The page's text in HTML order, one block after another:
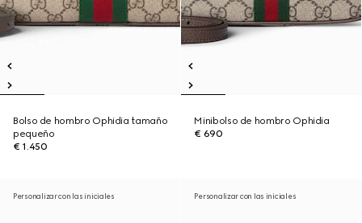
Bolso de hombro Ophidia tamaño
pequeño
€ 1.450
Minibolso de hombro Ophidia
€ 690
Personalizar con las iniciales Personalizar con las iniciales